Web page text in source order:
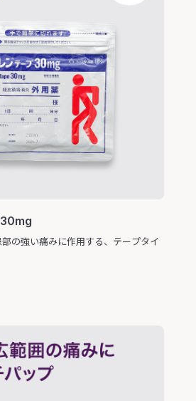
の強い痛みに作用する、テープタイ